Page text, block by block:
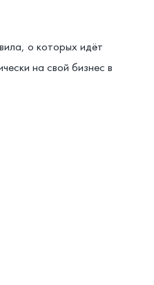
о которых идёт
на свой бизнес в